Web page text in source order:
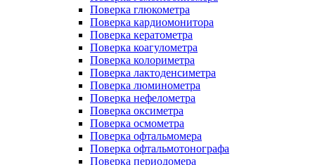
Поверка глюкометра
Поверка кардиомонитора
Поверка кератометра
Поверка коагулометра
Поверка колориметра
Поверка лактоденсиметра
Поверка люминометра
Поверка нефелометра
Поверка оксиметра
Поверка осмометра
Поверка офтальмомера
Поверка офтальмотонографа
Поверка периодомера